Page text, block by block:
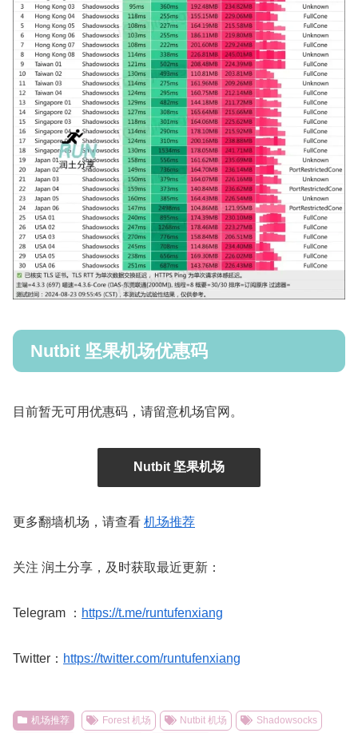
Nutbit 坚果机场优惠码
目前暂无可用优惠码，请留意机场官网。
Nutbit 坚果机场
更多翻墙机场，请查看 机场推荐
关注 润土分享，及时获取最近更新：
Telegram ： https://t.me/runtufenxiang
Twitter： https://twitter.com/runtufenxiang
机场推荐 Forest 机场 Nutbit 机场
Shadowsocks